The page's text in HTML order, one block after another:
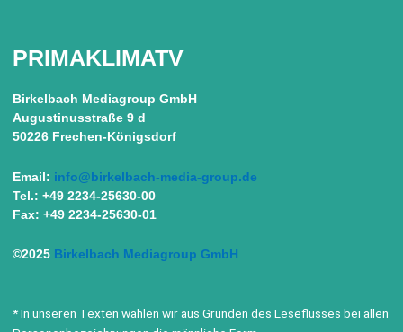
PRIMAKLIMATV
Birkelbach Mediagroup GmbH
Augustinusstraße 9 d
50226 Frechen-Königsdorf
Email: info@birkelbach-media-group.de
Tel.: +49 2234-25630-00
Fax: +49 2234-25630-01
©2025 Birkelbach Mediagroup GmbH
* In unseren Texten wählen wir aus Gründen des Leseflusses bei allen